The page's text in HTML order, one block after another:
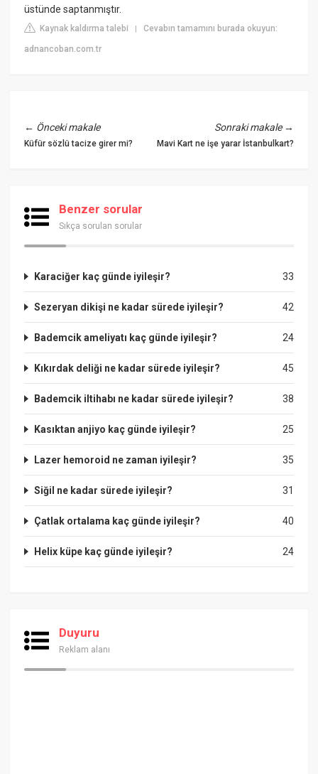
üstünde saptanmıştır.
Kaynak kaldırma talebi |Cevabın tamamını burada okuyun:
adnancoban.com.tr
← Önceki makale
Küfür sözlü tacize girer mi?
Sonraki makale→
Mavi Kart ne işe yarar İstanbulkart?
Benzer sorular
Sıkça sorulan sorular
33
Karaciğer kaç günde iyileşir?
42
Sezeryan dikişi ne kadar sürede iyileşir?
24
Bademcik ameliyatı kaç günde iyileşir?
45
Kıkırdak deliği ne kadar sürede iyileşir?
38
Bademcik iltihabı ne kadar sürede iyileşir?
25
Kasıktan anjiyo kaç günde iyileşir?
35
Lazer hemoroid ne zaman iyileşir?
31
Siğil ne kadar sürede iyileşir?
40
Çatlak ortalama kaç günde iyileşir?
24
Helix küpe kaç günde iyileşir?
Duyuru
Reklam alanı